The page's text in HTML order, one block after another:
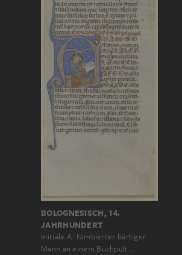
BOLOGNESISCH, 14.
JAHRHUNDERT
Initiale A: Nimbierter bärtiger
Mann an einem Buchpult…